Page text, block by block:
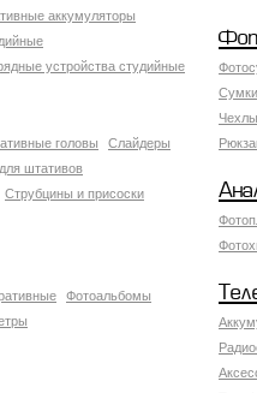
аккумуляторы
устройства студийные
головы
Слайдеры
штативов
Струбцины и присоски
Фотоальбомы